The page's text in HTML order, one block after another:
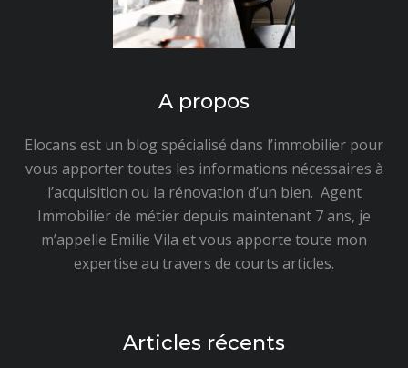
A propos
Elocans est un blog spécialisé dans l’immobilier pour
vous apporter toutes les informations nécessaires à
l’acquisition ou la rénovation d’un bien. Agent
Immobilier de métier depuis maintenant 7 ans, je
m’appelle Emilie Vila et vous apporte toute mon
expertise au travers de courts articles.
Articles récents